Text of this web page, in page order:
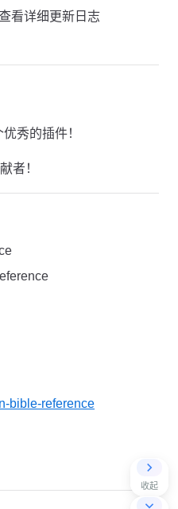
收起
看详细更新日志
秀的插件！
者！
bible-reference